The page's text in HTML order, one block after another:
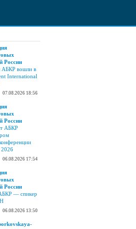
России
АБКР вошли в
International
07.08.2026 18:56
России
АБКР
2026
06.08.2026 17:54
России
— спикер
06.08.2026 13:50